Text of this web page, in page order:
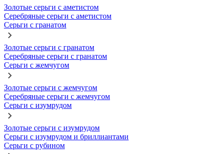
Золотые серьги с аметистом
Серебряные серьги с аметистом
Серьги с гранатом
Золотые серьги с гранатом
Серебряные серьги с гранатом
Серьги с жемчугом
Золотые серьги с жемчугом
Серебряные серьги с жемчугом
Серьги с изумрудом
Золотые серьги с изумрудом
Серьги с изумрудом и бриллиантами
Серьги с рубином